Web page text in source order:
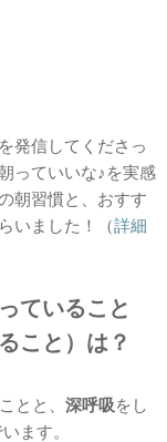
発信してくださっ
っていいな♪を実感
朝習慣と、おすす
いました！（詳細
ていること
こと）は？
ことと、 深呼吸をし
ます。